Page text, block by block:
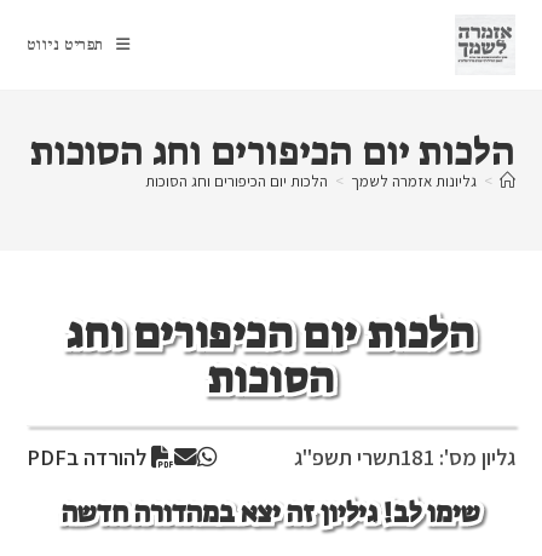
content
תפריט ניווט
הלכות יום הכיפורים וחג הסוכות
> גליונות אזמרה לשמך > הלכות יום הכיפורים וחג הסוכות
הלכות יום הכיפורים וחג
הסוכות
גליון מס': 181 תשרי תשפ"ג להורדה בPDF
שימו לב! גיליון זה יצא במהדורה חדשה